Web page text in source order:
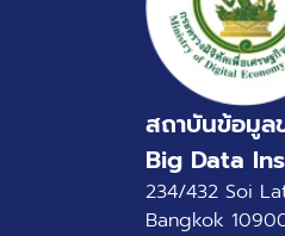
สถาบันข้อมูล
Big Data
234/432 Soi
Bangkok